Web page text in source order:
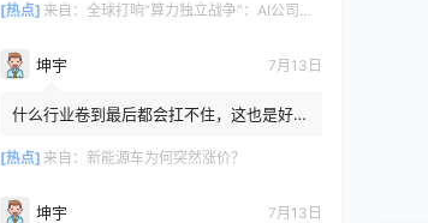
[热点] 来自： 全球打响“算力独立战争”：AI公司不想再给英伟达“交租”了
坤宇 7月13日
什么行业卷到最后都会扛不住，这也是好事
[热点] 来自： 新能源车为何突然涨价？
坤宇 7月13日